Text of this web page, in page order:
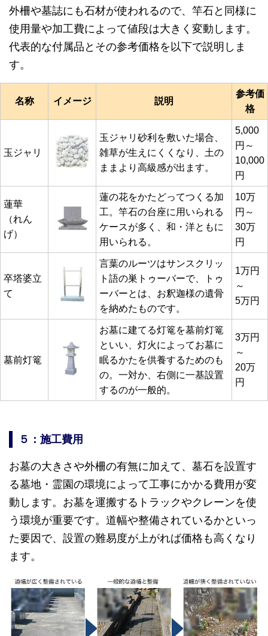
外柵や墓誌にも石材が使われるので、竿石と同様に
使用量や加工費によって値段は大きく変動します。
代表的な付属品とその参考価格を以下で説明しま
す。
名称 イメージ 説明
参考価
格
玉ジャリ
玉ジャリ砂利を敷いた場合、
雑草が生えにくくなり、土の
ままより高級感が出ます。
5,000
円～
10,000
円
蓮華
（れん
げ）
蓮の花をかたどってつくる加
工。竿石の台座に用いられる
ケースが多く、和・洋ともに
用いられる。
10万
円～
30万
円
卒塔婆立
て
言葉のルーツはサンスクリッ
ト語の巣トゥーバーで、トゥ
ーバーとは、お釈迦様の遺骨
を納めたものです。
1万円
～
5万円
墓前灯篭
お墓に建てる灯篭を墓前灯篭
といい、灯火によってお墓に
眠るかたを供養するためのも
の。一対か、右側に一基設置
するのが一般的。
3万円
～
20万
円
５：施工費用
お墓の大きさや外柵の有無に加えて、墓石を設置す
る墓地・霊園の環境によって工事にかかる費用が変
動します。お墓を運搬するトラックやクレーンを使
う環境が重要です。道幅や整備されているかといっ
た要因で、設置の難易度が上がれば価格も高くなり
ます。